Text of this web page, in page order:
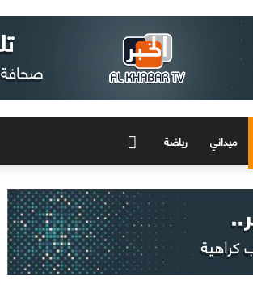
ميداني رياضة